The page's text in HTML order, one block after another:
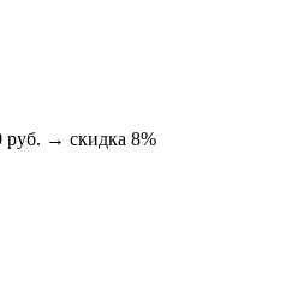
руб. → скидка 8%